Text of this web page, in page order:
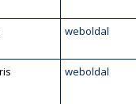
weboldal
weboldal